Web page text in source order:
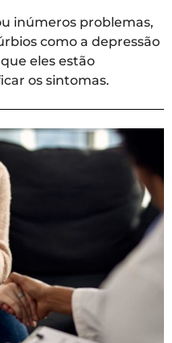
inúmeros problemas,
como a depressão
eles estão
os sintomas.